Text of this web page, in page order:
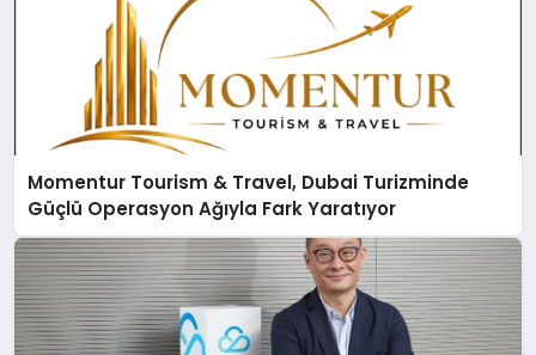
Momentur Tourism & Travel, Dubai Turizminde
Güçlü Operasyon Ağıyla Fark Yaratıyor